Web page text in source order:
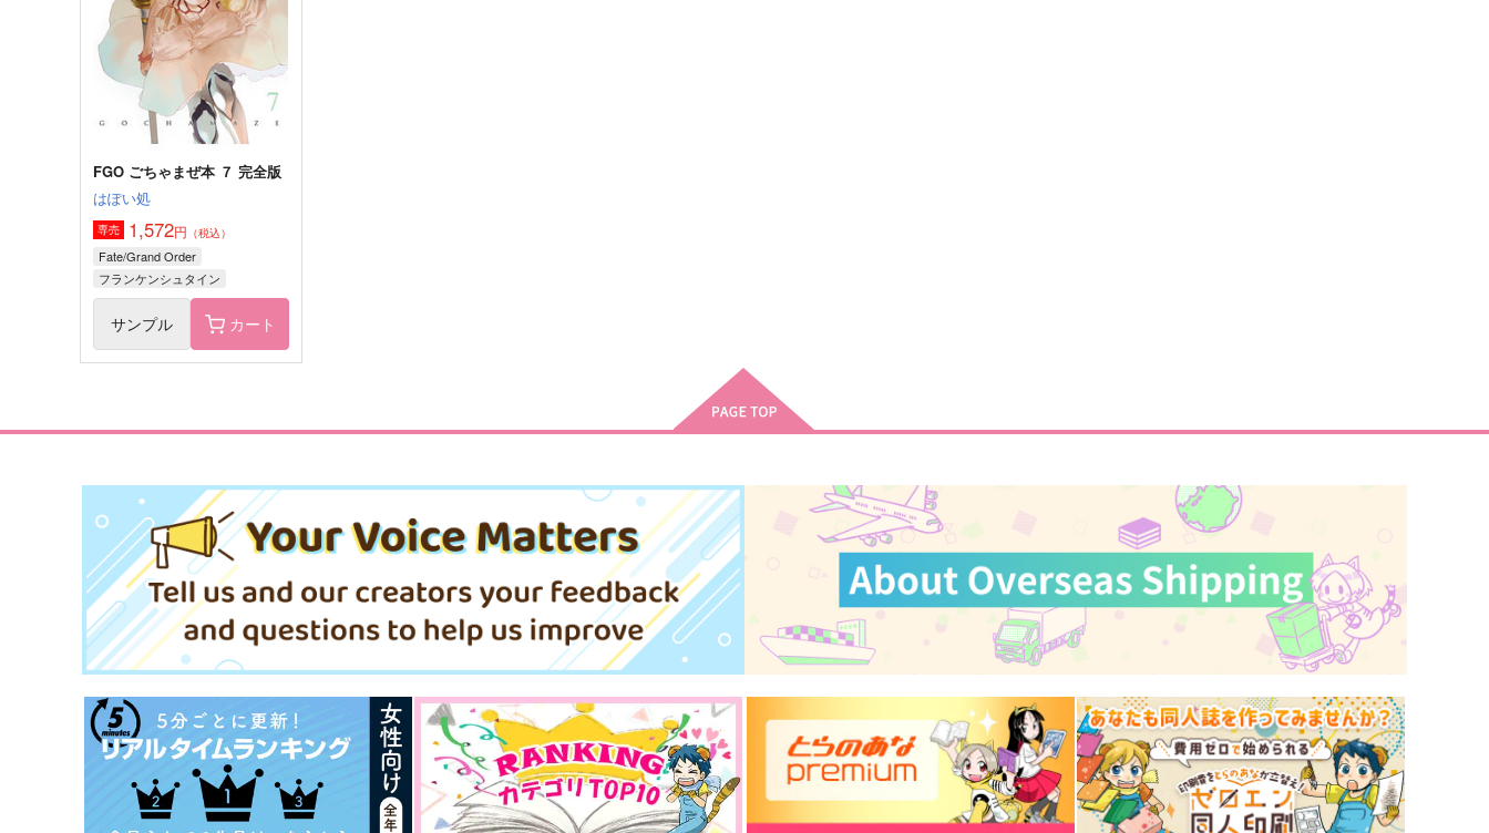
1,760円（税込）
カーマ
サンプル 作品詳細
Qwerty
550 円（税込）
サンプル 作品詳細
550円（税込）
サンプル 作品詳細
Qwerty
550円（税込）
サンプル 作品詳細
ReDrop
円 （税込）
作品詳細 サンプル 作品詳細
Qwerty
550
サンプル 作品詳細
FGO ごちゃまぜ本 ７ 完全版
はぽい処
専売 1,572円 （税込）
Fate/Grand Order
フランケンシュタイン
マシュ・キリエライト
サンプル カート